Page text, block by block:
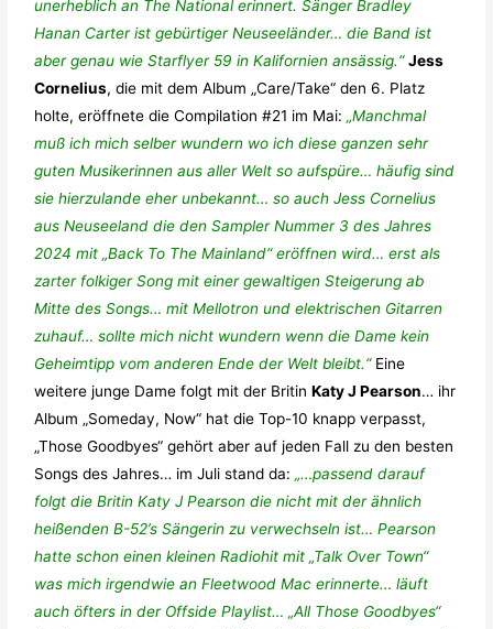
unerheblich an The National erinnert. Sänger Bradley
Hanan Carter ist gebürtiger Neuseeländer… die Band ist
aber genau wie Starflyer 59 in Kalifornien ansässig.“ Jess
Cornelius, die mit dem Album „Care/Take“ den 6. Platz
holte, eröffnete die Compilation #21 im Mai:„Manchmal
muß ich mich selber wundern wo ich diese ganzen sehr
guten Musikerinnen aus aller Welt so aufspüre… häufig sind
sie hierzulande eher unbekannt… so auch Jess Cornelius
aus Neuseeland die den Sampler Nummer 3 des Jahres
2024 mit „Back To The Mainland“ eröffnen wird… erst als
zarter folkiger Song mit einer gewaltigen Steigerung ab
Mitte des Songs… mit Mellotron und elektrischen Gitarren
zuhauf… sollte mich nicht wundern wenn die Dame kein
Geheimtipp vom anderen Ende der Welt bleibt.“Eine
weitere junge Dame folgt mit der BritinKaty J Pearson… ihr
Album „Someday, Now“ hat die Top-10 knapp verpasst,
„Those Goodbyes“ gehört aber auf jeden Fall zu den besten
Songs des Jahres… im Juli stand da:„…passend darauf
folgt die Britin Katy J Pearson die nicht mit der ähnlich
heißenden B-52’s Sängerin zu verwechseln ist… Pearson
hatte schon einen kleinen Radiohit mit „Talk Over Town“
was mich irgendwie an Fleetwood Mac erinnerte… läuft
auch öfters in der Offside Playlist… „All Those Goodbyes“